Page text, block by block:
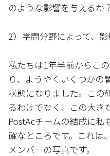
のような影響を与えるか？
2）学問分野によって、
私たちは1年半前からこ
り、ようやくいくつかの
状態になりました。この
るわけでなく、この大き
PostAcチームの結成に私
確なところです。これは
メンバーの写真です。